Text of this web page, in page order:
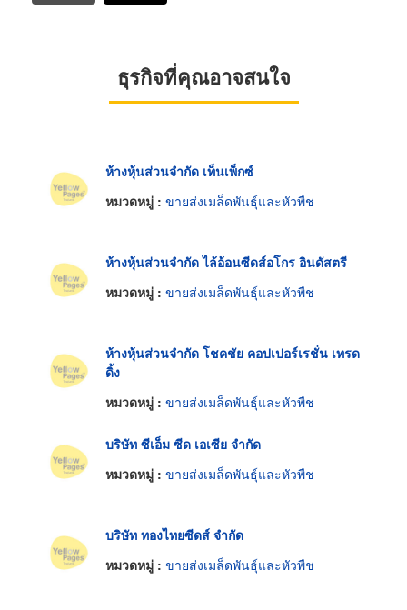
ธุรกิจที่คุณอาจสนใจ
ห้างหุ้นส่วนจำกัด เท็นเพ็กซ์
หมวดหมู่ : ขายส่งเมล็ดพันธุ์และหัวพืช
ห้างหุ้นส่วนจำกัด ไล้อ้อนซีดส์อโกร อินดัสตรี
หมวดหมู่ : ขายส่งเมล็ดพันธุ์และหัวพืช
ห้างหุ้นส่วนจำกัด โชคชัย คอปเปอร์เรชั่น เทรด
ดิ้ง
หมวดหมู่ : ขายส่งเมล็ดพันธุ์และหัวพืช
บริษัท ซีเอ็ม ซีด เอเซีย จำกัด
หมวดหมู่ : ขายส่งเมล็ดพันธุ์และหัวพืช
บริษัท ทองไทยซีดส์ จำกัด
หมวดหมู่ : ขายส่งเมล็ดพันธุ์และหัวพืช